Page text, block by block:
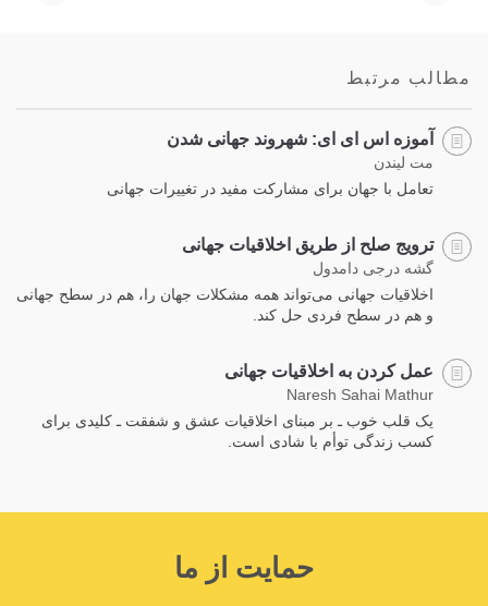
مطالب مرتبط
آموزه‌ اس ای ای: شهروند جهانی شدن
مت لیندن
تعامل با جهان برای مشارکت مفید در تغییرات جهانی
ترویج صلح از طریق اخلاقیات جهانی
گشه درجی دامدول
اخلاقیات جهانی می‌تواند همه مشکلات جهان را، هم در سطح جهانی
و هم در سطح فردی حل کند.
عمل کردن به اخلاقیات جهانی
Naresh Sahai Mathur
یک قلب خوب ـ بر مبنای اخلاقیات عشق و شفقت ـ کلیدی برای
کسب زندگی توأم با شادی است.
حمایت از ما